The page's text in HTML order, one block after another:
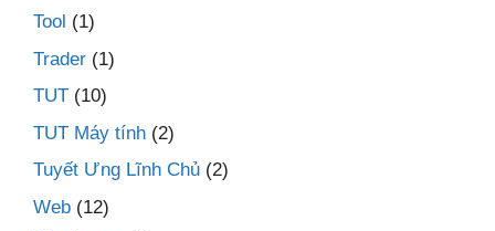
Tool (1)
Trader (1)
TUT (10)
TUT Máy tính (2)
Tuyết Ưng Lĩnh Chủ (2)
Web (12)